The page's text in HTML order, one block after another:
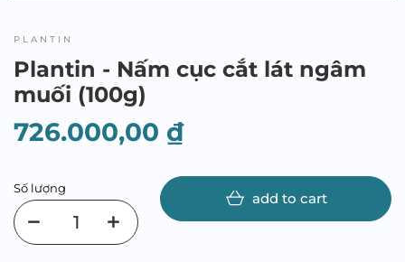
PLANTIN
Plantin - Nấm cục cắt lát ngâm
muối (100g)
726.000,00 ₫
Số lượng
add to cart